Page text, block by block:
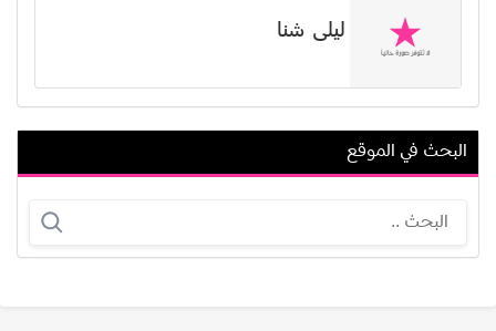
ليلى شنا
أحمد الريدي
البحث في الموقع